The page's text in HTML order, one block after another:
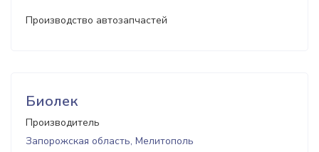
Производство автозапчастей
Биолек
Производитель
Запорожская область, Мелитополь